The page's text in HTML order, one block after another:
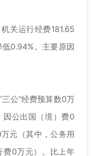
运行经费181.65
0.94%。主要原因
公”经费预算数0万
因公出国（境）费0
元（其中，公务用
费0万元）。比上年